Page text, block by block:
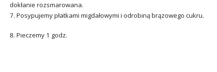
dokłanie rozsmarowana.
7. Posypujemy płatkami migdałowymi i odrobiną brązowego cukru.
8. Pieczemy 1 godz.